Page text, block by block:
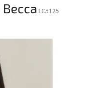
LC5125